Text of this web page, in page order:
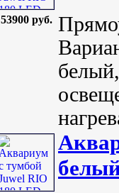
53900 руб.